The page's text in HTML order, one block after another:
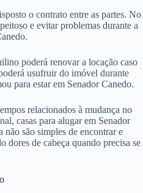
o contrato entre as partes. No
e evitar problemas durante a
poderá renovar a locação caso
usufruir do imóvel durante
para estar em Senador Canedo.
relacionados à mudança no
casas para alugar em Senador
não são simples de encontrar e
dores de cabeça quando precisa se